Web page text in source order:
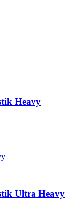
Heavy
Ultra Heavy